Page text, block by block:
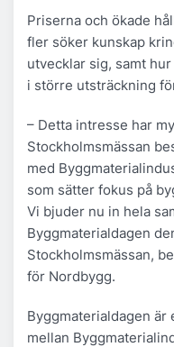
Priserna och ökade
fler söker kunskap
utvecklar sig, samt
i större utsträckning
– Detta intresse har
Stockholmsmässan
med
som sätter fokus på
Vi bjuder nu in hela
Byggmaterialdagen
Stockholmsmässan,
för Nordbygg.
Byggmaterialdagen är
mellan